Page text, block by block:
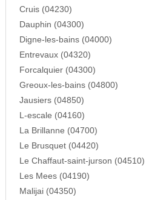
Cruis (04230)
Dauphin (04300)
Digne-les-bains (04000)
Entrevaux (04320)
Forcalquier (04300)
Greoux-les-bains (04800)
Jausiers (04850)
L-escale (04160)
La Brillanne (04700)
Le Brusquet (04420)
Le Chaffaut-saint-jurson (04510)
Les Mees (04190)
Malijai (04350)